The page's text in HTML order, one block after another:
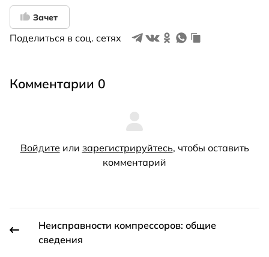
Зачет
Поделиться в соц. сетях
Комментарии 0
Войдите или зарегистрируйтесь, чтобы оставить
комментарий
Неисправности компрессоров: общие
сведения